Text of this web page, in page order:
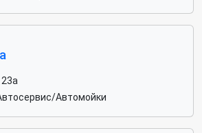
Автомойки